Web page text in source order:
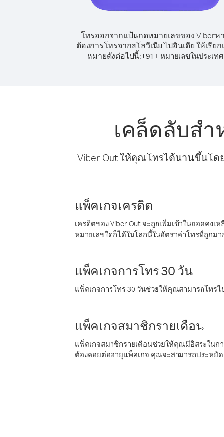
โทรออกจากแป้นกดหมายเลขของ Viberห
ต้องการโทรจากสโลวีเนีย ไปอินเดีย ให้เรียก
หมายดังต่อไปนี้:+91+ หมายเลขในประเทศ
เคล็ดลับสำ
Viber Out ให้คุณโทรได้นานขึ้นโด
แพ็คเกจเครดิต
เครดิตของ Viber Out จะถูกเพิ่มเข้าในยอดคง
หมายเลขใดก็ได้ในโลกนี้ในอัตราค่าโทรที่ถูกมา
แพ็คเกจการโทร 30 วัน
แพ็คเกจการโทร 30 วันช่วยให้คุณสามารถโทร
แพ็คเกจสมาชิกรายเดือน
แพ็คเกจสมาชิกรายเดือนช่วยให้คุณมีอิสระในก
ต้องคอยต่ออายุแพ็คเกจ คุณจะสามารถประหยั